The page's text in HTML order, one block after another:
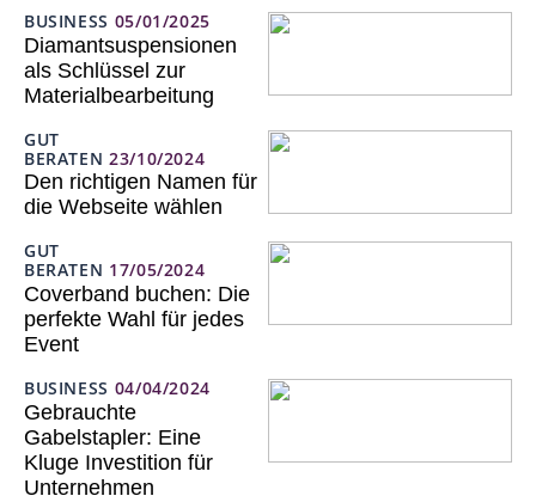
BUSINESS 05/01/2025
Diamantsuspensionen
als Schlüssel zur
Materialbearbeitung
GUT
BERATEN 23/10/2024
Den richtigen Namen für
die Webseite wählen
GUT
BERATEN 17/05/2024
Coverband buchen: Die
perfekte Wahl für jedes
Event
BUSINESS 04/04/2024
Gebrauchte
Gabelstapler: Eine
Kluge Investition für
Unternehmen